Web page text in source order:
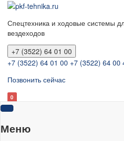
Спецтехника и ходовые системы
вездеходов
+7 (3522) 64 01 00
+7 (3522) 64 01 00 +7 (3522) 64 00
Позвонить сейчас
0
Меню